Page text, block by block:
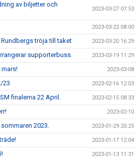
av biljetter och
2023-03-27 07:53
2023-03-22 08:00
tröja till taket 2023-03-20 16:29
supporterbuss. 2023-03-19 11:29
mars! 2023-03-08
23 2023-02-16 12:03
finalerna 22 April. 2023-02-15 08:33
2023-02-10
2023. 2023-01-29 20:25
2023-01-17 12:04
2023-01-13 11:31